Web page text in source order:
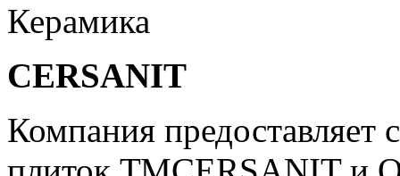
Керамика
CERSANIT
Компания